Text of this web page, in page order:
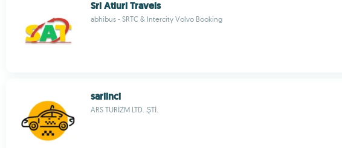
Sri Atluri Travels
abhibus - SRTC & Intercity Volvo Booking
sariinci
ARS TURİZM LTD. ŞTİ.